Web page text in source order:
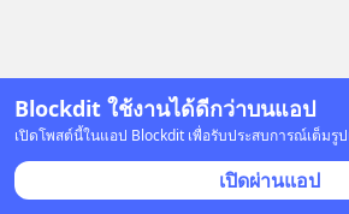
Blockdit ใช้งานได้ดีกว่าบนแอป
เปิดโพสต์นี้ในแอป Blockdit เพื่อรับประสบการณ์เต็มรู
เปิดผ่านแอป